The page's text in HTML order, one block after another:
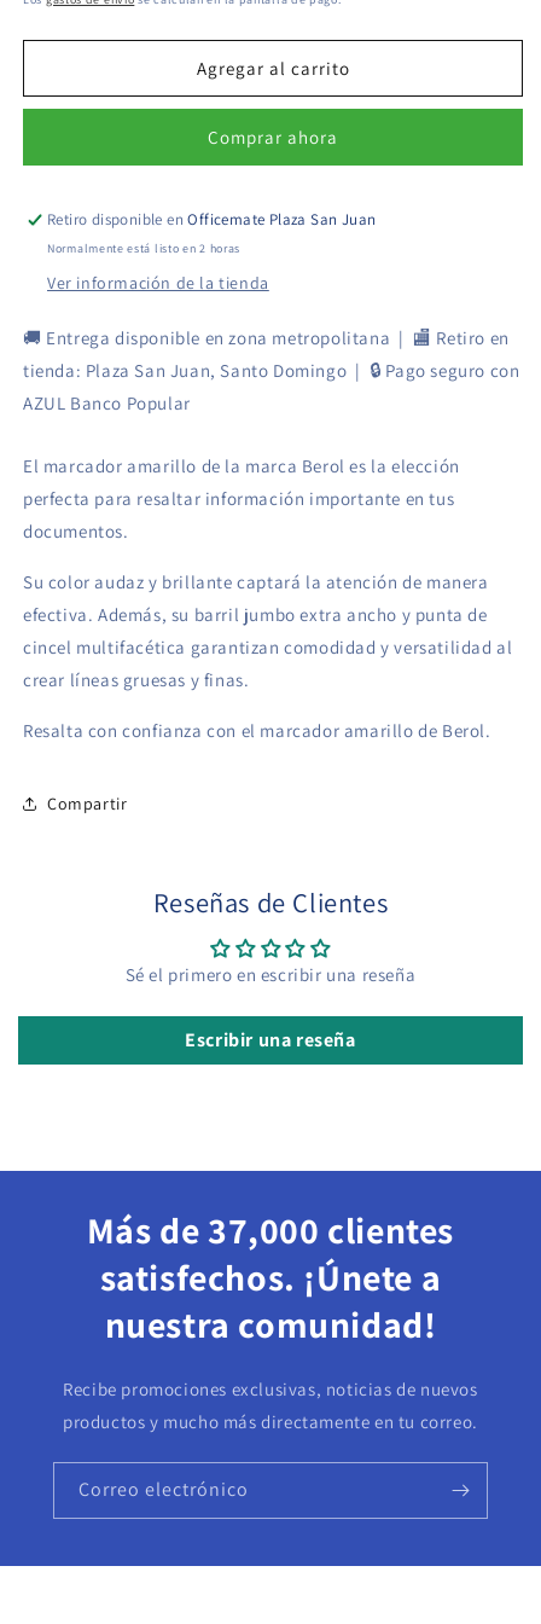
-
-
BerolAgregar al carrito
Comprar ahora
Retiro disponible enOfficemate Plaza San Juan
Normalmente está listo en 2 horas
Ver información de la tienda
🚚 Entrega disponible en zona metropolitana | 🏬 Retiro en
tienda: Plaza San Juan, Santo Domingo | 🔒 Pago seguro con
AZUL Banco Popular
El marcador amarillo de la marca Berol es la elección
perfecta para resaltar información importante en tus
documentos.
Su color audaz y brillante captará la atención de manera
efectiva. Además, su barril jumbo extra ancho y punta de
cincel multifacética garantizan comodidad y versatilidad al
crear líneas gruesas y finas.
Resalta con confianza con el marcador amarillo de Berol.
Compartir
Reseñas de Clientes
Sé el primero en escribir una reseña
Escribir una reseña
Más de 37,000 clientes
satisfechos. ¡Únete a
nuestra comunidad!
Recibe promociones exclusivas, noticias de nuevos
productos y mucho más directamente en tu correo.
Correo electrónico